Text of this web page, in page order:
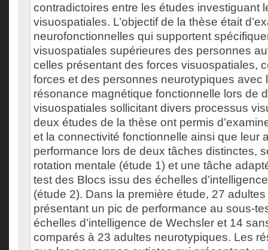
contradictoires entre les études investiguant
visuospatiales. L’objectif de la thèse était
neurofonctionnelles qui supportent
visuospatiales supérieures des personnes
celles présentant des forces visuospatiales,
forces et des personnes neurotypiques avec
résonance magnétique fonctionnelle lors de
visuospatiales sollicitant divers processus
deux études de la thèse ont permis
et la connectivité fonctionnelle ainsi que leur
performance lors de deux tâches distinctes,
rotation mentale (étude 1) et une tâche
test des Blocs issu des échelles
(étude 2). Dans la première étude, 27
présentant un pic de performance au sous-
échelles d’intelligence de Wechsler et 14
comparés à 23 adultes neurotypiques. Les